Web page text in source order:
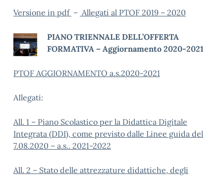
Versione in pdf – Allegati al PTOF 2019 – 2020
PIANO TRIENNALE DELL’OFFERTA
FORMATIVA – Aggiornamento 2020-2021
PTOF AGGIORNAMENTO a.s.2020-2021
AIlegati:
All. 1 – Piano Scolastico per la Didattica Digitale
Integrata (DDI), come previsto dalle Linee guida del
7.08.2020 – a.s.. 2021-2022
All. 2 – Stato delle attrezzature didattiche, degli